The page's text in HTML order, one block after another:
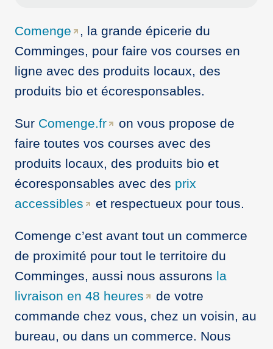
Comenge
, la grande épicerie du
Comminges, pour faire vos courses en
ligne avec des produits locaux, des
produits bio et écoresponsables.
Sur Comenge.fr
on vous propose de
faire toutes vos courses avec des
produits locaux, des produits bio et
écoresponsables avec des prix
accessibles
et respectueux pour tous.
Comenge c’est avant tout un commerce
de proximité pour tout le territoire du
Comminges, aussi nous assurons la
livraison en 48 heures
de votre
commande chez vous, chez un voisin, au
bureau, ou dans un commerce. Nous